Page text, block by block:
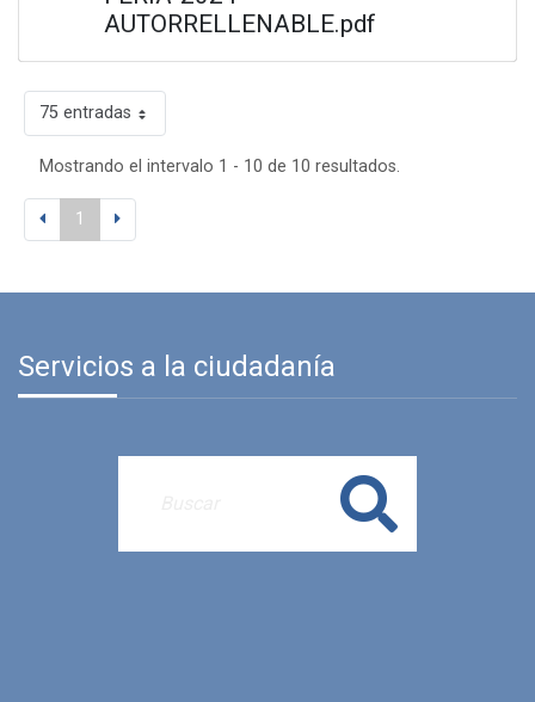
AUTORRELLENABLE.pdf
75 entradas
Mostrando el intervalo 1 - 10 de 10 resultados.
1
Servicios a la ciudadanía
Buscar